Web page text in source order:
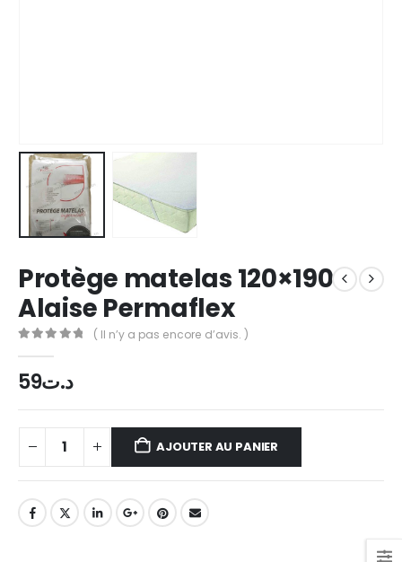
Protège matelas 120×190
Alaise Permaflex
( Il n’y a pas encore d’avis. )
د.ت59
AJOUTER AU PANIER